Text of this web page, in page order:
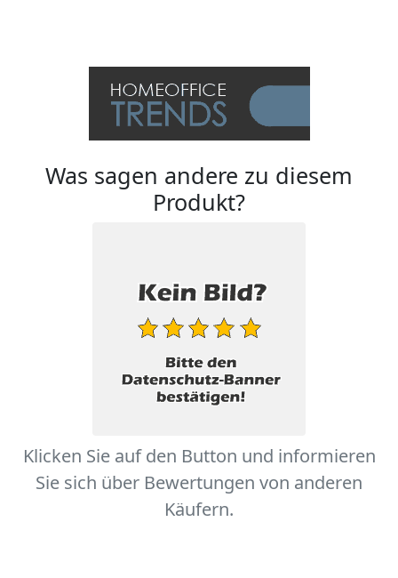
Was sagen andere zu diesem
Produkt?
Klicken Sie auf den Button und informieren
Sie sich über Bewertungen von anderen
Käufern.